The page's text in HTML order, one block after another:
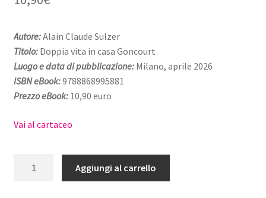
Autore:Alain Claude Sulzer
Titolo: Doppia vita in casa Goncourt
Luogo e data di pubblicazione:Milano, aprile 2026
ISBN eBook:9788868995881
Prezzo eBook:10,90 euro
Vai al cartaceo
Aggiungi al carrello